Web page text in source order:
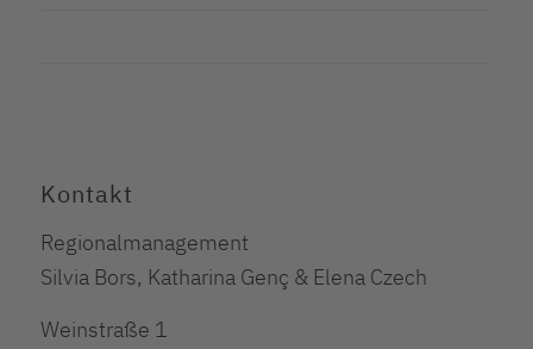
Kontakt
Regionalmanagement
Silvia Bors, Katharina Genç & Elena Czech
Weinstraße 1